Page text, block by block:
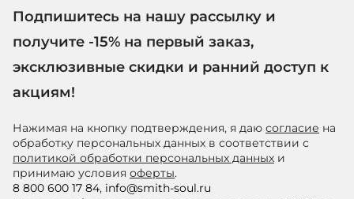
Подпишитесь на нашу рассылку и
получите -15% на первый заказ,
эксклюзивные скидки и ранний доступ к
акциям!
Нажимая на кнопку подтверждения, я даю согласие на
обработку персональных данных в соответствии с
политикой обработки персональных данных и
принимаю условия оферты.
8 800 600 17 84, info@smith-soul.ru